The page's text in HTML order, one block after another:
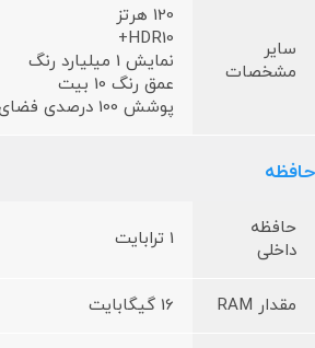
سایر
مشخصات
120 هرتز
HDR10+
نمایش 1 میلیارد رنگ
عمق رنگ 10 بیت
پوشش 100 درصدی فضای رنگی DCI-P3
حافظه
حافظه
داخلی
1 ترابایت
مقدار RAM 16 گیگابایت